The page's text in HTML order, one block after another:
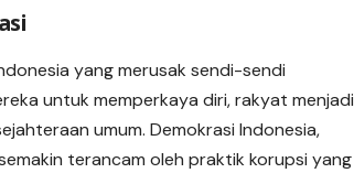
yang merusak sendi-sendi
untuk memperkaya diri, rakyat menjadi
umum. Demokrasi Indonesia,
terancam oleh praktik korupsi yang